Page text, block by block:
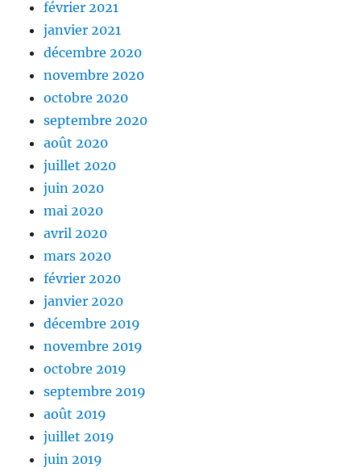
février 2021
janvier 2021
décembre 2020
novembre 2020
octobre 2020
septembre 2020
août 2020
juillet 2020
juin 2020
mai 2020
avril 2020
mars 2020
février 2020
janvier 2020
décembre 2019
novembre 2019
octobre 2019
septembre 2019
août 2019
juillet 2019
juin 2019